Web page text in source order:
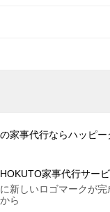
家事代行ならハッピ
家事代行サー
新しいロゴマークが
ら